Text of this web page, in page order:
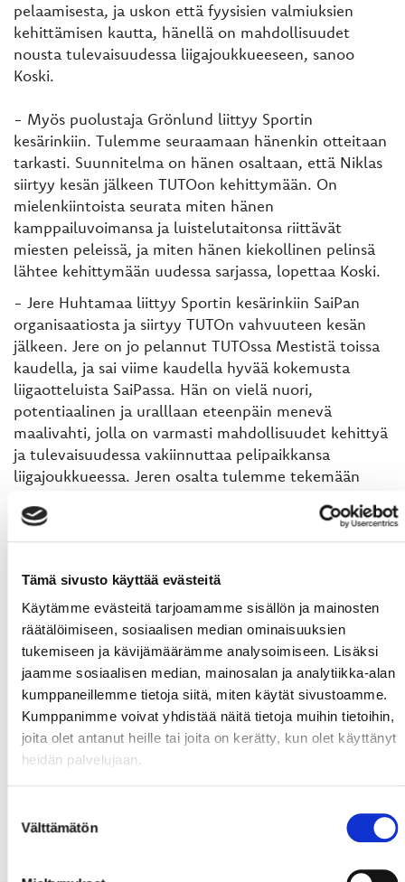
Tämä sivusto käyttää evästeitä
Käytämme evästeitä tarjoamamme sisällön ja mainosten
räätälöimiseen, sosiaalisen median ominaisuuksien
tukemiseen ja kävijämäärämme analysoimiseen. Lisäksi
jaamme sosiaalisen median, mainosalan ja analytiikka-alan
kumppaneillemme tietoja siitä, miten käytät sivustoamme.
Kumppanimme voivat yhdistää näitä tietoja muihin tietoihin,
joita olet antanut heille tai joita on kerätty, kun olet käyttänyt
heidän palvelujaan.
valinta
Välttämätön
pelaamisesta, ja uskon että fyysisien valmiuksien
kehittämisen kautta, hänellä on mahdollisuudet
nousta tulevaisuudessa liigajoukkueeseen, sanoo
Koski.
- Myös puolustaja Grönlund liittyy Sportin
kesärinkiin. Tulemme seuraamaan hänenkin otteitaan
tarkasti. Suunnitelma on hänen osaltaan, että Niklas
siirtyy kesän jälkeen TUTOon kehittymään. On
mielenkiintoista seurata miten hänen
kamppailuvoimansa ja luistelutaitonsa riittävät
miesten peleissä, ja miten hänen kiekollinen pelinsä
lähtee kehittymään uudessa sarjassa, lopettaa Koski.
- Jere Huhtamaa liittyy Sportin kesärinkiin SaiPan
organisaatiosta ja siirtyy TUTOn vahvuuteen kesän
jälkeen. Jere on jo pelannut TUTOssa Mestistä toissa
kaudella, ja sai viime kaudella hyvää kokemusta
liigaotteluista SaiPassa. Hän on vielä nuori,
potentiaalinen ja uralllaan eteenpäin menevä
maalivahti, jolla on varmasti mahdollisuudet kehittyä
ja tulevaisuudessa vakiinnuttaa pelipaikkansa
liigajoukkueessa. Jeren osalta tulemme tekemään
ja auttamaan häntä kehittymään kohti liigapaikkaa,
kertoo Vaasan Sportin maalivahtivalmentajaArttu
Vaasan Sportin kesärinki koostuu Suomessa olevesita
Liiga-pelaajista sekä tässä artikkelissa mainituista
pelaajista. Huomioittakoon kuitenkin, että kesäringin
kokoonpano ei ole lopullinen. Tähän ryhmään liittyy ja
siitä poistuu pelaajia säännöllisesti pelaajien,
valmennuksen, ja urheilutoimen näkemyksen mukaan.
Emme välttämättä tiedota kesärinkiin liittyvistä tai siitä
poistuvista pelaajista erikseen. Mikäli pelaaja ja Sport
tekevät liigakauden kattavan - tai vähintään osittain